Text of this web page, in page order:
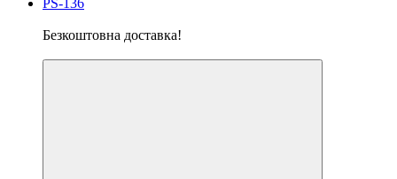
Безкоштовна доставка!